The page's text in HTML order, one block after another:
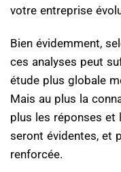
votre entreprise
Bien évidemment,
ces analyses peut
étude plus globale
Mais au plus la
plus les réponses et
seront évidentes, et
renforcée.